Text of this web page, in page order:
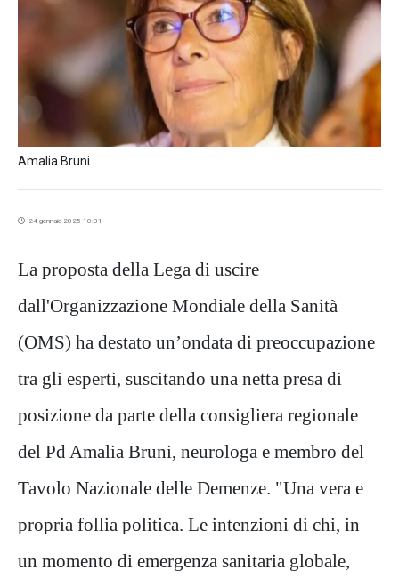
Amalia Bruni
24 gennaio 2025 10:31
La proposta della Lega di uscire
dall'Organizzazione Mondiale della Sanità
(OMS) ha destato un’ondata di preoccupazione
tra gli esperti, suscitando una netta presa di
posizione da parte della consigliera regionale
del Pd Amalia Bruni, neurologa e membro del
Tavolo Nazionale delle Demenze. "Una vera e
propria follia politica. Le intenzioni di chi, in
un momento di emergenza sanitaria globale,